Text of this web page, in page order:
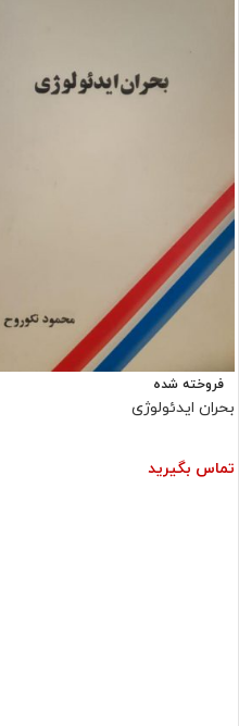
فروخته شده
بحران ایدئولوژی
تماس بگیرید